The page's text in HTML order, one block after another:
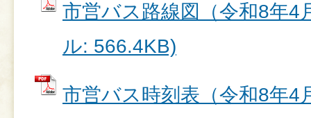
市営バス路線図（令和8年4
ル: 566.4KB)
市営バス時刻表（令和8年4